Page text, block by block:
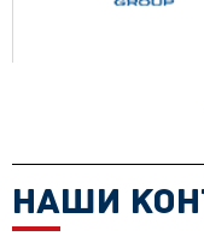
НАШИ